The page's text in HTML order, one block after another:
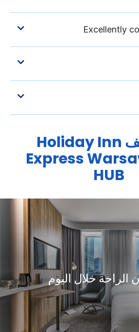
Holiday Inn
Express
HUB
الراحة خلال اليوم